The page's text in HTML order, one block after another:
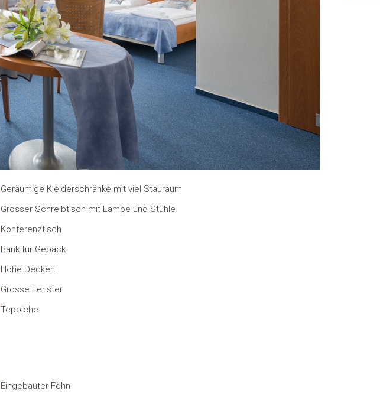
Geräumige Kleiderschränke mit viel Stauraum
Grosser Schreibtisch mit Lampe und Stühle
Konferenztisch
Bank für Gepäck
Hohe Decken
Grosse Fenster
Teppiche
Eingebauter Föhn